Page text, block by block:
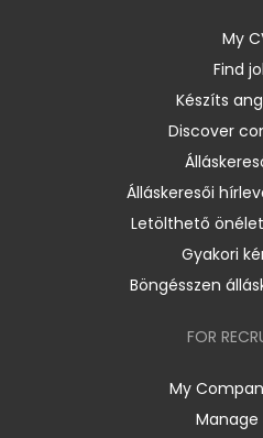
My
Find
Készíts
Discover
Álláskeresői
Letölthető
Gyakori
Böngésszen
FOR
My
Manage